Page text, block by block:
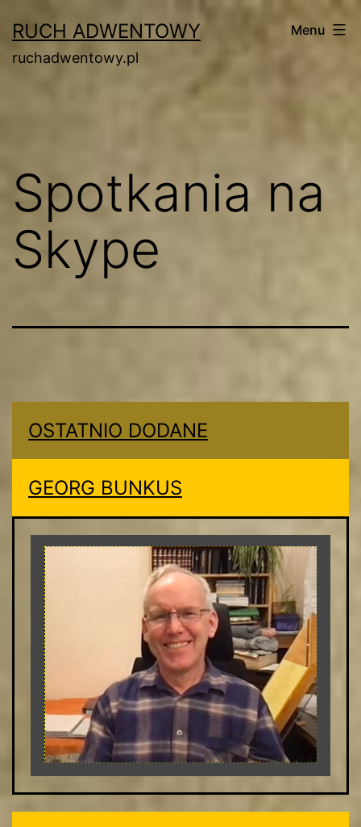
do
treści
RUCH ADWENTOWY
ruchadwentowy.pl
Menu
Spotkania na
Skype
OSTATNIO DODANE
GEORG BUNKUS